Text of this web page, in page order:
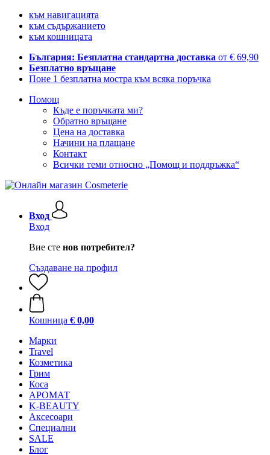
към навигацията
към съдържанието
към кошницата
България: Безплатна стандартна доставка от € 69,90
Безплатно връщане
Поне 1 безплатна мостра към всяка поръчка
Помощ
Къде е поръчката ми?
Обратно връщане
Цена на доставка
Начини на плащане
Контакт
Всички теми относно „Помощ и поддръжка“
Вход
Вход
Вие сте нов потребител?
Създаване на профил
Кошница € 0,00
Mарки
Travel
Козметика
Грим
Коса
АРОМАТ
K-BEAUTY
Аксесоари
Специални
SALE
Блог